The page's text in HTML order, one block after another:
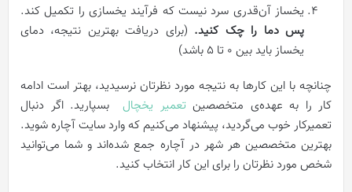
یخساز آن‌قدری سرد نیست که فرآیند یخسازی را تکمیل کند.
پس دما را چک کنید. (برای دریافت بهترین نتیجه، دمای
یخساز باید بین ۰ تا ۵ باشد)
چنانچه با این کارها به نتیجه مورد نظرتان نرسیدید، بهتر است ادامه
کار را به عهده‌ی متخصصین تعمیر یخچال
بسپارید. اگر دنبال
تعمیرکار خوب می‌گردید، پیشنهاد می‌کنیم که وارد سایت آچاره شوید.
بهترین متخصصین هر شهر در آچاره جمع شده‌اند و شما می‌توانید
شخص مورد نظرتان را برای این کار انتخاب کنید.